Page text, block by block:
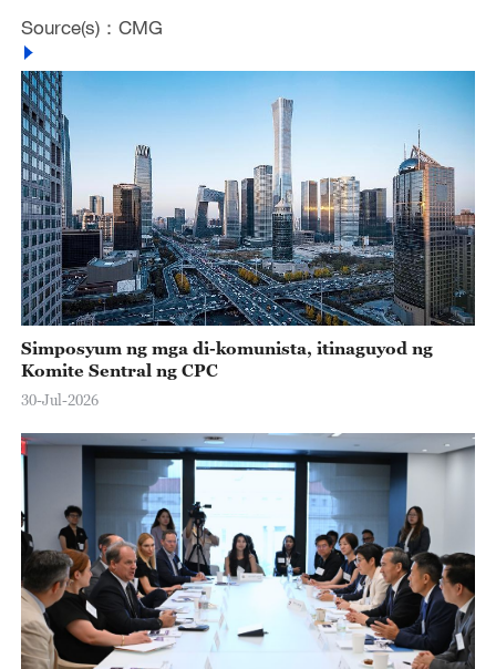
Source(s)：CMG
Simposyum ng mga di-komunista, itinaguyod ng
Komite Sentral ng CPC
30-Jul-2026